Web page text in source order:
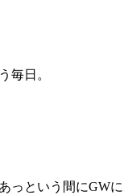
毎日。
という間にGW